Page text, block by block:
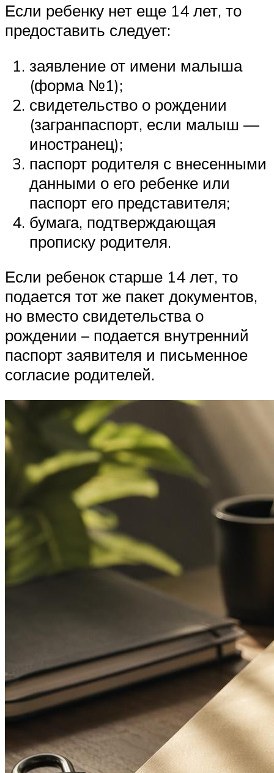
Если ребенку нет еще 14 лет, то
предоставить следует:
заявление от имени малыша
(форма №1);
свидетельство о рождении
(загранпаспорт, если малыш —
иностранец);
паспорт родителя с внесенными
данными о его ребенке или
паспорт его представителя;
бумага, подтверждающая
прописку родителя.
Если ребенок старше 14 лет, то
подается тот же пакет документов,
но вместо свидетельства о
рождении – подается внутренний
паспорт заявителя и письменное
согласие родителей.